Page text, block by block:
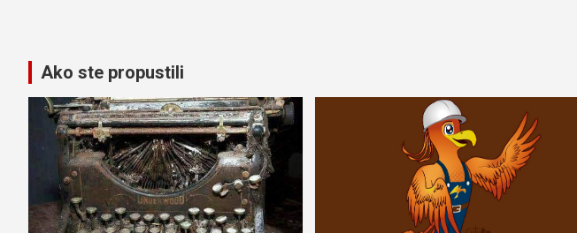
Ako ste propustili